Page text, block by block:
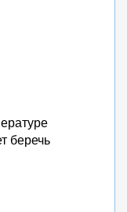
беречь